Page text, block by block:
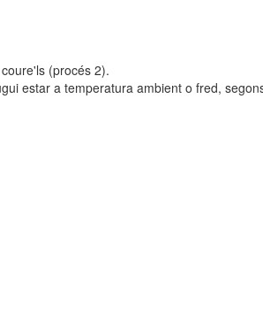
(procés 2).
estar a temperatura ambient o fred,